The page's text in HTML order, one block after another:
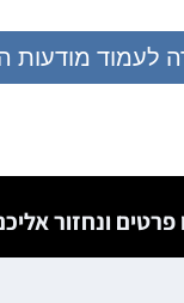
לעמוד מודעות
פרטים ונחזור